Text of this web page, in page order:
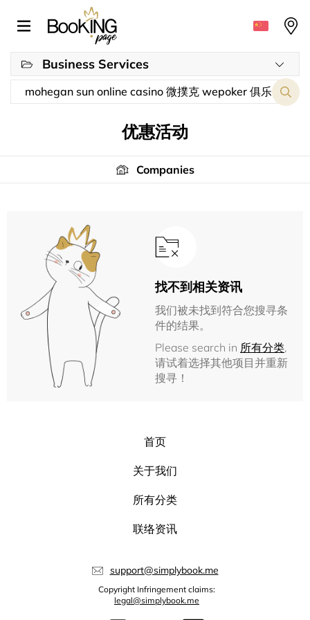
Business Services
优惠活动
Companies
找不到相关资讯
我们被未找到符合您搜寻条
件的结果。
Please search in 所有分类,
请试着选择其他项目并重新
搜寻！
首页
关于我们
所有分类
联络资讯
support@simplybook.me
Copyright Infringement claims:
legal@simplybook.me